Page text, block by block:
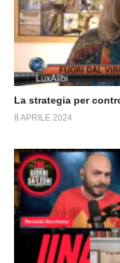
La strategia per
8 APRILE 2024